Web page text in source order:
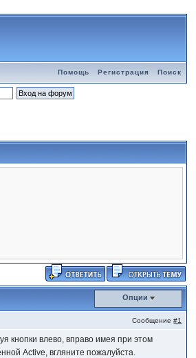
Помощь Регистрация Поиск
Опции
Сообщение#1
кнопки влево, вправо имея при этом
Active, вгляните пожалуйста.